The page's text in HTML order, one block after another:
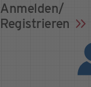
Anmelden/
Registrieren